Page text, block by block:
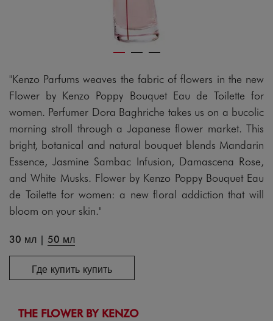
"Kenzo Parfums weaves the fabric of flowers in the new
Flower by Kenzo Poppy Bouquet Eau de Toilette for
women. Perfumer Dora Baghriche takes us on a bucolic
morning stroll through a Japanese flower market. This
bright, botanical and natural bouquet blends Mandarin
Essence, Jasmine Sambac Infusion, Damascena Rose,
and White Musks. Flower by Kenzo Poppy Bouquet Eau
de Toilette for women: a new floral addiction that will
bloom on your skin."
30 мл | 50 мл
Где купить купить
THE FLOWER BY KENZO